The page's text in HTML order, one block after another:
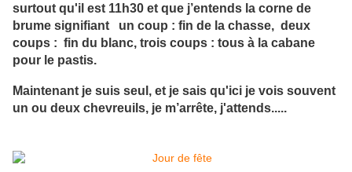
surtout qu'il est 11h30 et que j’entends la corne de
brume signifiant un coup : fin de la chasse, deux
coups : fin du blanc, trois coups : tous à la cabane
pour le pastis.
Maintenant je suis seul, et je sais qu'ici je vois souvent
un ou deux chevreuils, je m’arrête, j'attends.....